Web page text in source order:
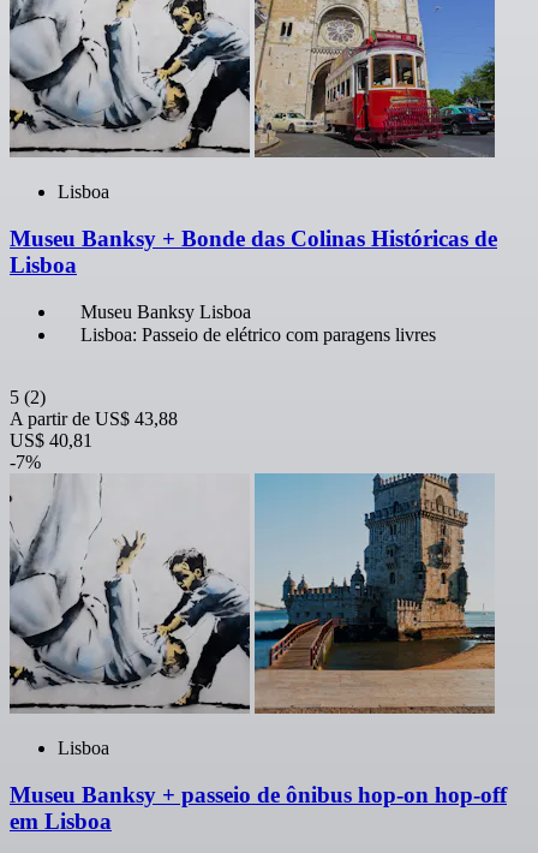
Lisboa
Museu Banksy + Bonde das Colinas Históricas de
Lisboa
Museu Banksy Lisboa
Lisboa: Passeio de elétrico com paragens livres
5 (2)
A partir de US$ 43,88
US$ 40,81
-7%
Lisboa
Museu Banksy + passeio de ônibus hop-on hop-off
em Lisboa